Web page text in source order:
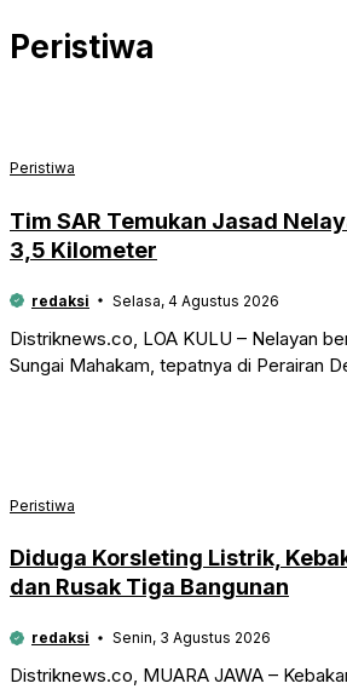
Peristiwa
Peristiwa
Tim SAR Temukan Jasad
3,5 Kilometer
redaksi Selasa, 4 Agustus 2026
Distriknews.co, LOA KULU – Nelayan
Sungai Mahakam, tepatnya di Perairan
Peristiwa
Diduga Korsleting Listrik,
dan Rusak Tiga Bangunan
redaksi Senin, 3 Agustus 2026
Distriknews.co, MUARA JAWA –